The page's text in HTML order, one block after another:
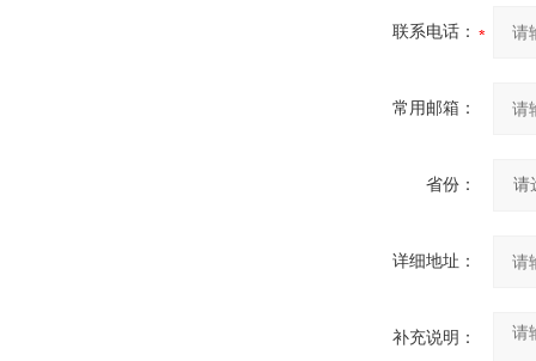
联系电话：
常用邮箱：
省份：
详细地址：
补充说明：